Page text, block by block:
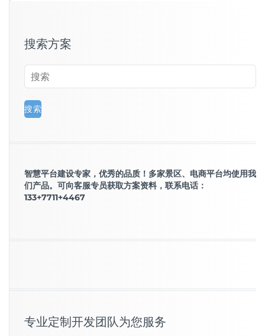
搜索方案
智慧平台建设专家，优秀的品质！多家景区、电商平台均使用我
们产品。可向客服专员获取方案资料，联系电话：
133+7711+4467
专业定制开发团队为您服务